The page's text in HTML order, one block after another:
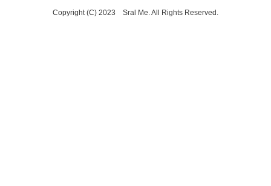
Copyright (C) 2023 Sral Me. All Rights Reserved.